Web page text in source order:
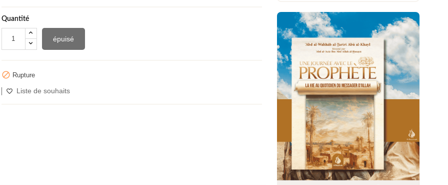
Quantité
épuisé
 Rupture
Liste de souhaits